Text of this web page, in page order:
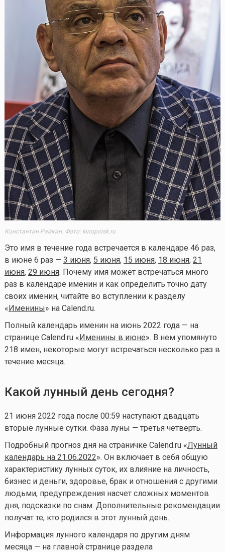
Константин Райкин. Фото: kinopoisk.ru
Это имя в течение года встречается в календаре 46 раз,
в июне 6 раз — 3 июня, 5 июня, 15 июня, 18 июня, 21
июня, 29 июня. Почему имя может встречаться много
раз в календаре именин и как определить точно дату
своих именин, читайте во вступлении к разделу
«Именины» на Calend.ru.
Полный календарь именин на июнь 2022 года — на
странице Calend.ru «Именины в июне». В нем упомянуто
218 имен, некоторые могут встречаться несколько раз в
течение месяца.
Какой лунный день сегодня?
21 июня 2022 года после 00:59 наступают двадцать
вторые лунные сутки. Фаза луны — третья четверть.
Подробный прогноз дня на страничке Calend.ru «Лунный
календарь на 21.06.2022». Он включает в себя общую
характеристику лунных суток, их влияние на личность,
бизнес и деньги, здоровье, брак и отношения с другими
людьми, предупреждения насчет сложных моментов
дня, подсказки по снам. Дополнительные рекомендации
получат те, кто родился в этот лунный день.
Информация лунного календаря по другим дням
месяца — на главной странице раздела